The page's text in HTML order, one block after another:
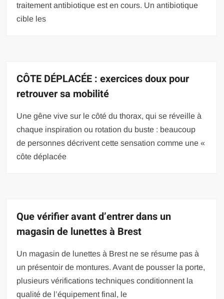
traitement antibiotique est en cours. Un antibiotique
cible les
CÔTE DÉPLACÉE : exercices doux pour
retrouver sa mobilité
Une gêne vive sur le côté du thorax, qui se réveille à
chaque inspiration ou rotation du buste : beaucoup
de personnes décrivent cette sensation comme une «
côte déplacée
Que vérifier avant d’entrer dans un
magasin de lunettes à Brest
Un magasin de lunettes à Brest ne se résume pas à
un présentoir de montures. Avant de pousser la porte,
plusieurs vérifications techniques conditionnent la
qualité de l’équipement final, le